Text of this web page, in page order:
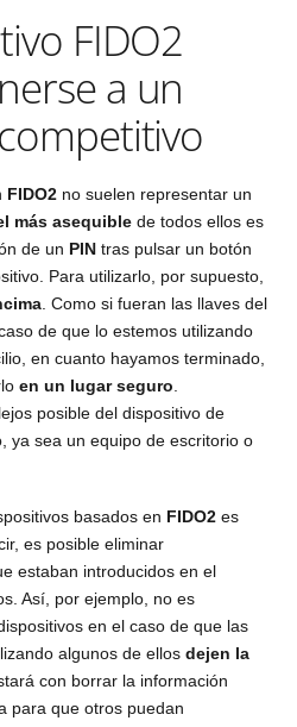
FIDO2
a un
FIDO2 no suelen representar un
más asequible de todos ellos es
de un PIN tras pulsar un botón
Para utilizarlo, por supuesto,
. Como si fueran las llaves del
de que lo estemos utilizando
en cuanto hayamos terminado,
en un lugar seguro
posible del dispositivo de
ya sea un equipo de escritorio o
basados en FIDO2 es
es posible eliminar
estaban introducidos en el
Así, por ejemplo, no es
en el caso de que las
algunos de ellosdejen la
con borrar la información
para que otros puedan